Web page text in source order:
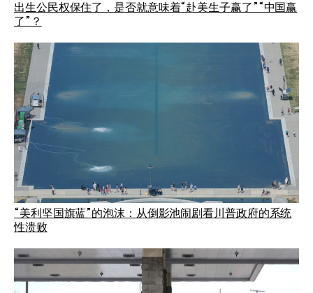
出生公民权保住了，是否就意味着“赴美生子赢了”“中国赢
了”？
“美利坚国旗蓝”的泡沫：从倒影池闹剧看川普政府的系统
性溃败